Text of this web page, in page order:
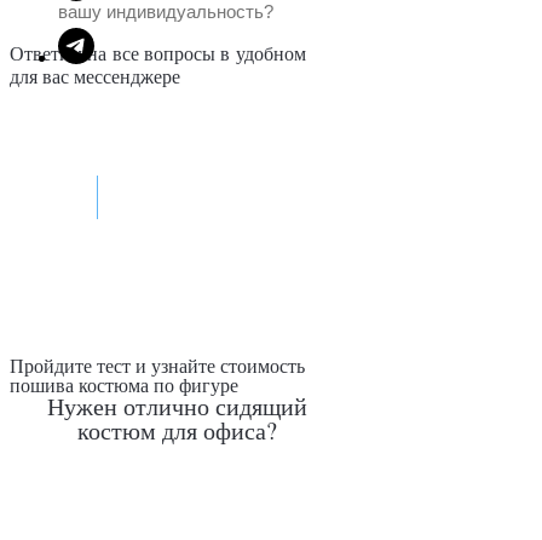
вашу индивидуальность?
Ответим на все вопросы в удобном
для вас мессенджере
Пройдите тест и узнайте стоимость
пошива костюма по фигуре
Нужен отлично сидящий
костюм для офиса?